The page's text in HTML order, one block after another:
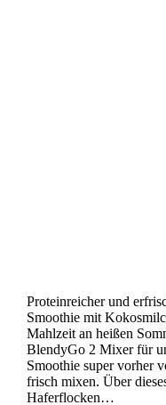
Proteinreicher und
Smoothie mit
Mahlzeit an heißen
BlendyGo 2 Mixer für
Smoothie super vorher
frisch mixen. Über
Haferflocken…